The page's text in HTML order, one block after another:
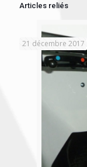
Articles reliés
21 décembre 2017